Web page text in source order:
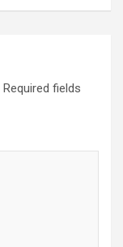
Required fields